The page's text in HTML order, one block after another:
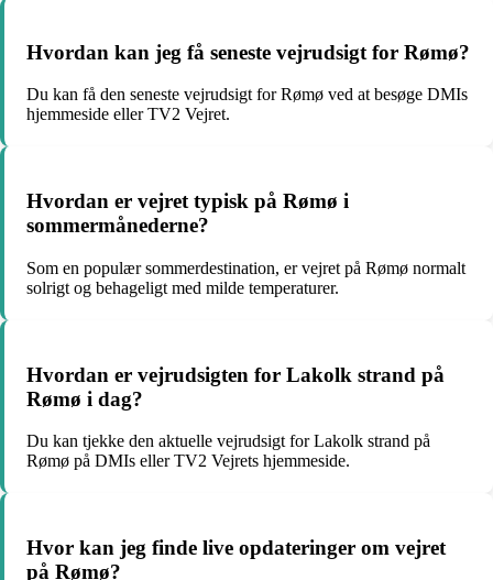
Hvordan kan jeg få seneste vejrudsigt for Rømø?
Du kan få den seneste vejrudsigt for Rømø ved at besøge DMIs
hjemmeside eller TV2 Vejret.
Hvordan er vejret typisk på Rømø i
sommermånederne?
Som en populær sommerdestination, er vejret på Rømø normalt
solrigt og behageligt med milde temperaturer.
Hvordan er vejrudsigten for Lakolk strand på
Rømø i dag?
Du kan tjekke den aktuelle vejrudsigt for Lakolk strand på
Rømø på DMIs eller TV2 Vejrets hjemmeside.
Hvor kan jeg finde live opdateringer om vejret
på Rømø?